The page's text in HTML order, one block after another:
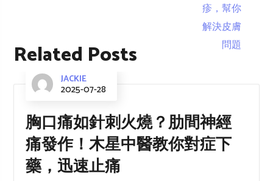
Related Posts
JACKIE
2025-07-28
胸口痛如針刺火燒？肋間神經
痛發作！木星中醫教你對症下
藥，迅速止痛